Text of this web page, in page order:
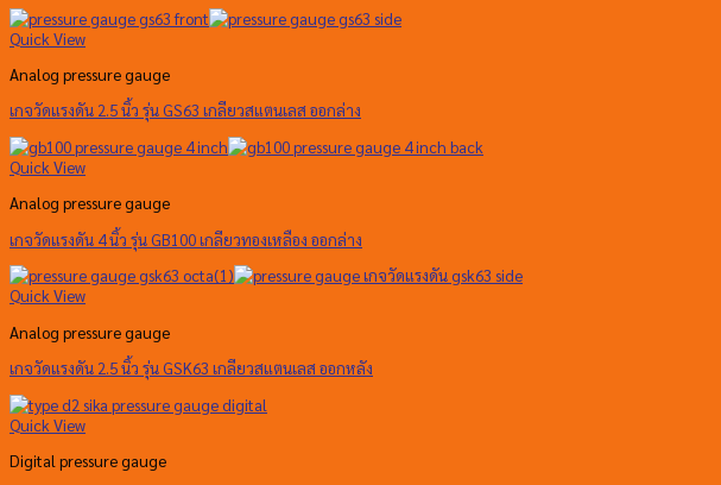
Quick View
Analog pressure gauge
เกจวัดแรงดัน 2.5 นิ้ว รุ่น GS63 เกลียวสแตนเลส ออกล่าง
Quick View
Analog pressure gauge
เกจวัดแรงดัน 4 นิ้ว รุ่น GB100 เกลียวทองเหลือง ออกล่าง
Quick View
Analog pressure gauge
เกจวัดแรงดัน 2.5 นิ้ว รุ่น GSK63 เกลียวสแตนเลส ออกหลัง
Quick View
Digital pressure gauge